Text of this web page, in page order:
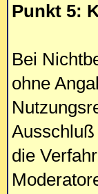
Punkt 5:
Bei
ohne
die